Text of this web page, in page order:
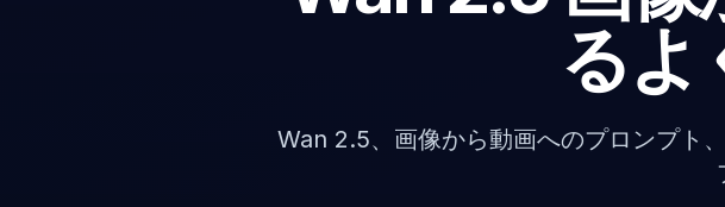
るよ
Wan 2.5、画像から動画へのプロンプト